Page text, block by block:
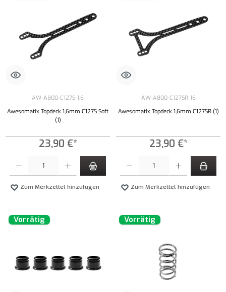
AW-A800-C127S-1.6
Awesomatix Topdeck 1,6mm C127S Soft
(1)
23,90 €*
Zum Merkzettel hinzufügen
AW-A800-C127SR-16
Awesomatix Topdeck 1,6mm C127SR (1)
23,90 €*
Zum Merkzettel hinzufügen
Vorrätig Vorrätig